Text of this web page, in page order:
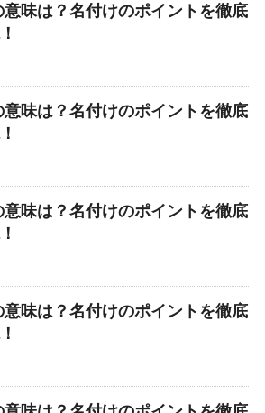
意味は？名付けのポイントを徹底
意味は？名付けのポイントを徹底
意味は？名付けのポイントを徹底
意味は？名付けのポイントを徹底